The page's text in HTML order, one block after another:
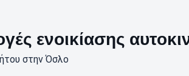
ενοικίασης
στην Όσλο